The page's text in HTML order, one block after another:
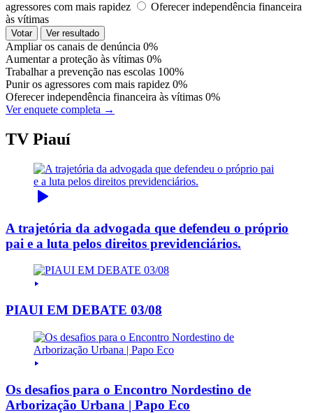
agressores com mais rapidez
Oferecer independência financeira
às vítimas
Votar Ver resultado
Ampliar os canais de denúncia 0%
Aumentar a proteção às vítimas 0%
Trabalhar a prevenção nas escolas 100%
Punir os agressores com mais rapidez 0%
Oferecer independência financeira às vítimas 0%
Ver enquete completa →
TV Piauí
A trajetória da advogada que defendeu o próprio
pai e a luta pelos direitos previdenciários.
PIAUI EM DEBATE 03/08
Os desafios para o Encontro Nordestino de
Arborização Urbana | Papo Eco